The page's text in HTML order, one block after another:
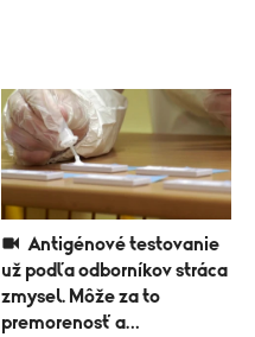
už podľa odborníkov stráca
zmysel. Môže za to
premorenosť a